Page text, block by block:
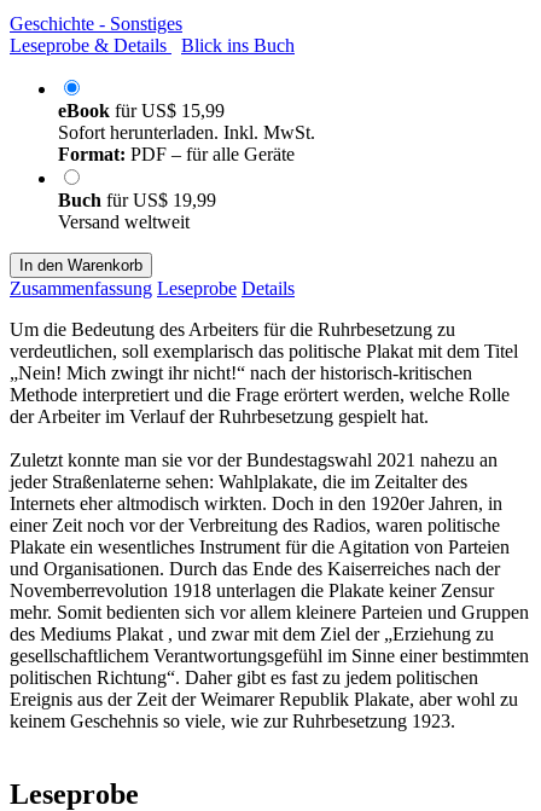
Geschichte - Sonstiges
Leseprobe & Details
Blick ins Buch
eBook fürUS$ 15,99
Sofort herunterladen. Inkl. MwSt.
Format: PDF – für alle Geräte
Buch fürUS$ 19,99
Versand weltweit
In den Warenkorb
Zusammenfassung Leseprobe Details
Um die Bedeutung des Arbeiters für die Ruhrbesetzung zu
verdeutlichen, soll exemplarisch das politische Plakat mit dem Titel
„Nein! Mich zwingt ihr nicht!“ nach der historisch-kritischen
Methode interpretiert und die Frage erörtert werden, welche Rolle
der Arbeiter im Verlauf der Ruhrbesetzung gespielt hat.
Zuletzt konnte man sie vor der Bundestagswahl 2021 nahezu an
jeder Straßenlaterne sehen: Wahlplakate, die im Zeitalter des
Internets eher altmodisch wirkten. Doch in den 1920er Jahren, in
einer Zeit noch vor der Verbreitung des Radios, waren politische
Plakate ein wesentliches Instrument für die Agitation von Parteien
und Organisationen. Durch das Ende des Kaiserreiches nach der
Novemberrevolution 1918 unterlagen die Plakate keiner Zensur
mehr. Somit bedienten sich vor allem kleinere Parteien und Gruppen
des Mediums Plakat , und zwar mit dem Ziel der „Erziehung zu
gesellschaftlichem Verantwortungsgefühl im Sinne einer bestimmten
politischen Richtung“. Daher gibt es fast zu jedem politischen
Ereignis aus der Zeit der Weimarer Republik Plakate, aber wohl zu
keinem Geschehnis so viele, wie zur Ruhrbesetzung 1923.
Leseprobe